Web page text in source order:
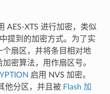
AES-XTS 进行加密，类似
提到的加密方式。为了实
扇区，并将条目相对地
密算法，用作扇区号。
启用 NVS 加密。
他分区，并且被 Flash 加